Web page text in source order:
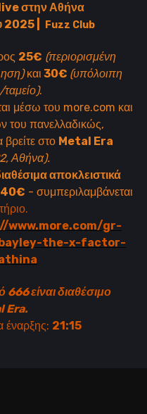
στην Αθήνα
2025 |
Fuzz Club
25€ (περιορισμένη
και 30€ (υπόλοιπη
.
μέσω του more.com και
του πανελλαδικώς,
στο Metal Era
Αθήνα).
αποκλειστικά
40€ - συμπεριλαμβάνεται
www.more.com/gr-
the-x-factor-
666 είναι διαθέσιμο
Era.
έναρξης: 21:15